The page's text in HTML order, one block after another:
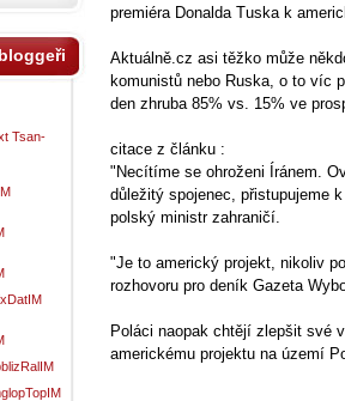
premiéra Donalda Tuska k
Aktuálně.cz asi těžko může
komunistů nebo Ruska, o to víc
den zhruba 85% vs. 15% ve
citace z článku :
"Necítíme se ohroženi Íránem.
důležitý spojenec, přistupujeme
polský ministr zahraničí.
"Je to americký projekt, nikoliv
rozhovoru pro deník Gazeta
Poláci naopak chtějí zlepšit své
americkému projektu na území
Tsan-